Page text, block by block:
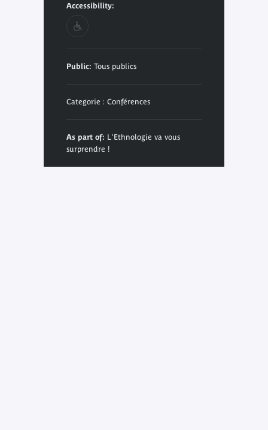
Accessibility:
Public: Tous publics
Categorie : Conférences
As part of: L'Ethnologie va vous
surprendre !